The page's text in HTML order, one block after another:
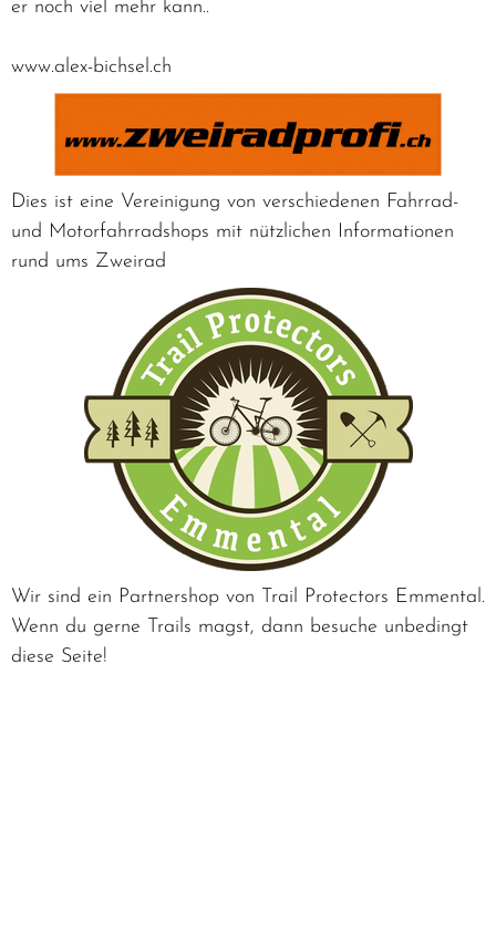
er noch viel mehr kann..
www.alex-bichsel.ch
Dies ist eine Vereinigung von verschiedenen Fahrrad-
und Motorfahrradshops mit nützlichen Informationen
rund ums Zweirad
Wir sind ein Partnershop von Trail Protectors Emmental.
Wenn du gerne Trails magst, dann besuche unbedingt
diese Seite!